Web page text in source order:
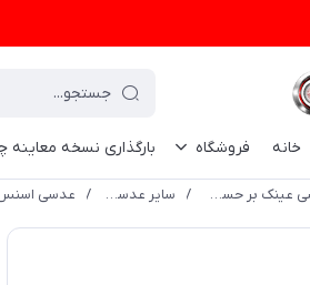
خانه فروشگاه بارگذاری نسخه
عدسی عینک بر حسب برند / سایر عدسی ها /